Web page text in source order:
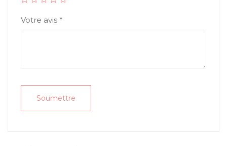
Votre avis *